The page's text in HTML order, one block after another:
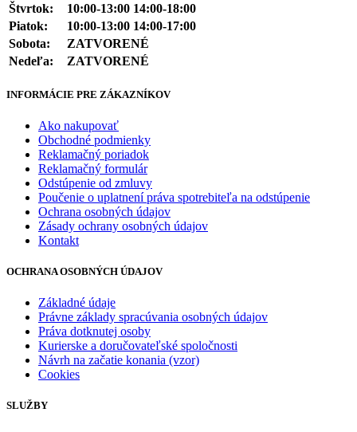
Štvrtok:
10:00-13:00 14:00-18:00
Piatok:
10:00-13:00 14:00-17:00
Sobota:
ZATVORENÉ
Nedeľa:
ZATVORENÉ
INFORMÁCIE PRE ZÁKAZNÍKOV
Ako nakupovať
Obchodné podmienky
Reklamačný poriadok
Reklamačný formulár
Odstúpenie od zmluvy
Poučenie o uplatnení práva spotrebiteľa na odstúpenie
Ochrana osobných údajov
Zásady ochrany osobných údajov
Kontakt
OCHRANA OSOBNÝCH ÚDAJOV
Základné údaje
Právne základy spracúvania osobných údajov
Práva dotknutej osoby
Kurierske a doručovateľské spoločnosti
Návrh na začatie konania (vzor)
Cookies
SLUŽBY